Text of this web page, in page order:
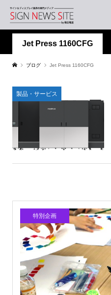
Jet Press 1160CFG
ブログ Jet Press 1160CFG
製品・サービス
特別企画